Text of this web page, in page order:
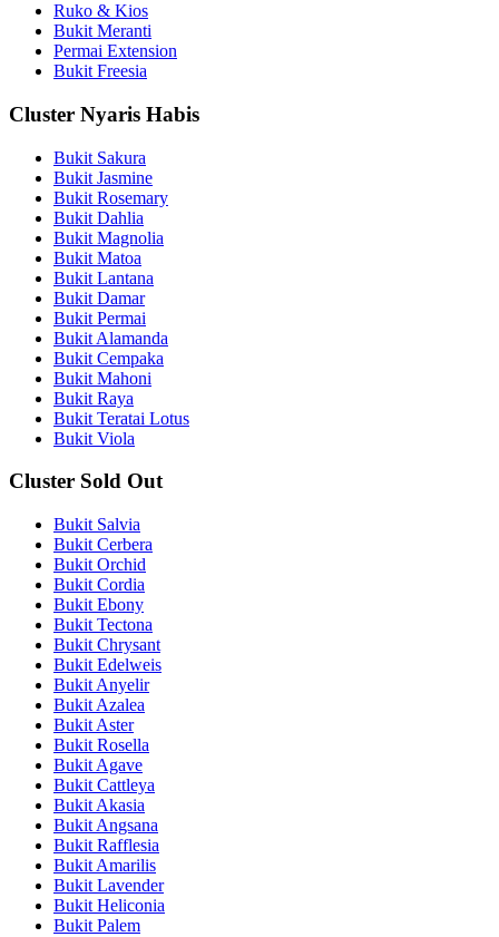
Ruko & Kios
Bukit Meranti
Permai Extension
Bukit Freesia
Cluster Nyaris Habis
Bukit Sakura
Bukit Jasmine
Bukit Rosemary
Bukit Dahlia
Bukit Magnolia
Bukit Matoa
Bukit Lantana
Bukit Damar
Bukit Permai
Bukit Alamanda
Bukit Cempaka
Bukit Mahoni
Bukit Raya
Bukit Teratai Lotus
Bukit Viola
Cluster Sold Out
Bukit Salvia
Bukit Cerbera
Bukit Orchid
Bukit Cordia
Bukit Ebony
Bukit Tectona
Bukit Chrysant
Bukit Edelweis
Bukit Anyelir
Bukit Azalea
Bukit Aster
Bukit Rosella
Bukit Agave
Bukit Cattleya
Bukit Akasia
Bukit Angsana
Bukit Rafflesia
Bukit Amarilis
Bukit Lavender
Bukit Heliconia
Bukit Palem